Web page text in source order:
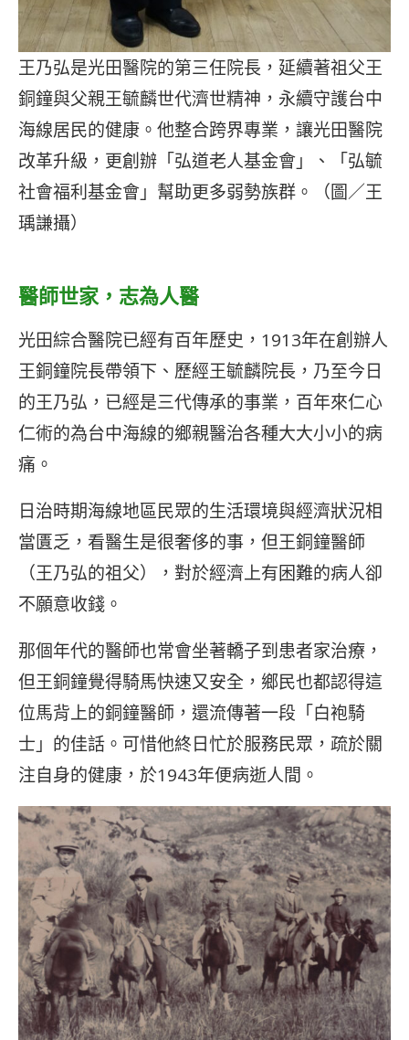
王乃弘是光田醫院的第三任院長，延續著祖父王
銅鐘與父親王毓麟世代濟世精神，永續守護台中
海線居民的健康。他整合跨界專業，讓光田醫院
改革升級，更創辦「弘道老人基金會」、「弘毓
社會福利基金會」幫助更多弱勢族群。（圖／王
瑀謙攝）
醫師世家， 志為人醫
光田綜合醫院已經有百年歷史，1913年在創辦人
王銅鐘院長帶領下、歷經王毓麟院長，乃至今日
的王乃弘，已經是三代傳承的事業，百年來仁心
仁術的為台中海線的鄉親醫治各種大大小小的病
痛。
日治時期海線地區民眾的生活環境與經濟狀況相
當匱乏，看醫生是很奢侈的事，但王銅鐘醫師
（王乃弘的祖父），對於經濟上有困難的病人卻
不願意收錢。
那個年代的醫師也常會坐著轎子到患者家治療，
但王銅鐘覺得騎馬快速又安全，鄉民也都認得這
位馬背上的銅鐘醫師，還流傳著一段「白袍騎
士」的佳話。可惜他終日忙於服務民眾，疏於關
注自身的健康，於1943年便病逝人間。